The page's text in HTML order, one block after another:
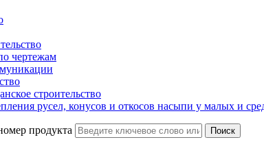
чертежам
строительство
русел, конусов и откосов насыпи у малых и
продукта